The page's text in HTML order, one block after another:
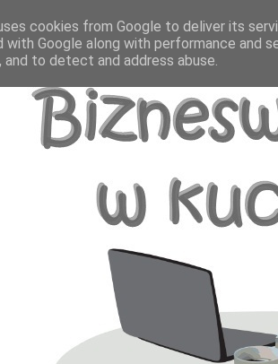
cookies from Google to deliver its
with Google along with performance and
to detect and address abuse.